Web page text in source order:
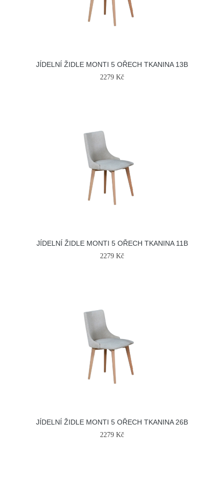
JÍDELNÍ ŽIDLE MONTI 5 OŘECH TKANINA 13B
2279 Kč
JÍDELNÍ ŽIDLE MONTI 5 OŘECH TKANINA 11B
2279 Kč
JÍDELNÍ ŽIDLE MONTI 5 OŘECH TKANINA 26B
2279 Kč